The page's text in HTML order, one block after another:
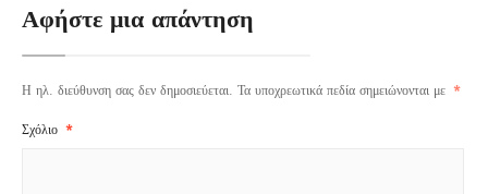
Αφήστε μια απάντηση
Η ηλ. διεύθυνση σας δεν δημοσιεύεται. Τα υποχρεωτικά πεδία σημειώνονται με *
Σχόλιο *